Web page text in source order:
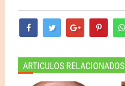
ARTICULOS RELACIONADOS